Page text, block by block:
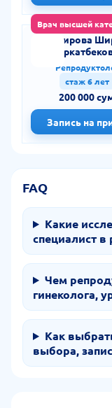
Врач высшей
Насирова
стаж 6 лет
200 000
Запись на
FAQ
Какие
специалист в
Чем
гинеколога,
Как
выбора,